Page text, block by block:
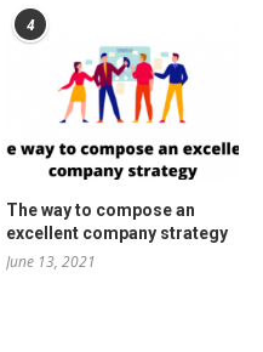
4
The way to compose an
excellent company strategy
June 13, 2021